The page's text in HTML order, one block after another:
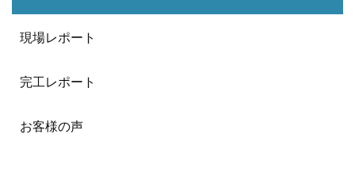
現場レポート
完工レポート
お客様の声